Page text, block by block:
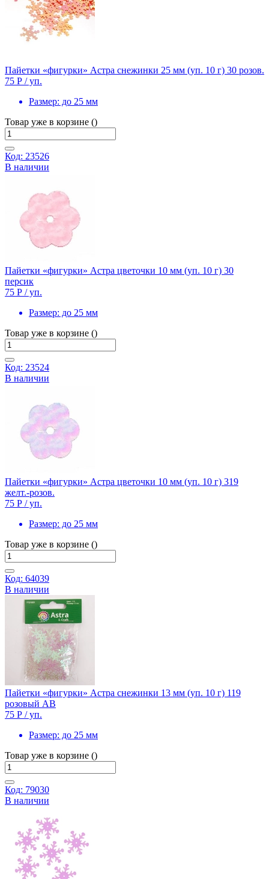
Пайетки «фигурки» Астра снежинки 25 мм (уп. 10 г) 30 розов.
75 Р / уп.
Размер: до 25 мм
Товар уже в корзине ()
Код: 23526
В наличии
Пайетки «фигурки» Астра цветочки 10 мм (уп. 10 г) 30
персик
75 Р / уп.
Размер: до 25 мм
Товар уже в корзине ()
Код: 23524
В наличии
Пайетки «фигурки» Астра цветочки 10 мм (уп. 10 г) 319
желт.-розов.
75 Р / уп.
Размер: до 25 мм
Товар уже в корзине ()
Код: 64039
В наличии
Пайетки «фигурки» Астра снежинки 13 мм (уп. 10 г) 119
розовый АВ
75 Р / уп.
Размер: до 25 мм
Товар уже в корзине ()
Код: 79030
В наличии